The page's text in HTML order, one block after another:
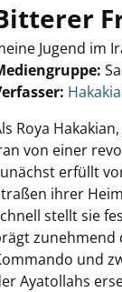
Jugend im
Suche
Roya
von einer
erfüllt
ihrer
stellt sie
zunehmend
und
Ayatollahs